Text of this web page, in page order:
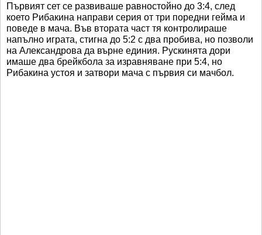
Първият сет се развиваше равностойно до 3:4, след
което Рибакина направи серия от три поредни гейма и
поведе в мача. Във втората част тя контролираше
напълно играта, стигна до 5:2 с два пробива, но позволи
на Александрова да върне единия. Рускинята дори
имаше два брейкбола за изравняване при 5:4, но
Рибакина устоя и затвори мача с първия си мачбол.